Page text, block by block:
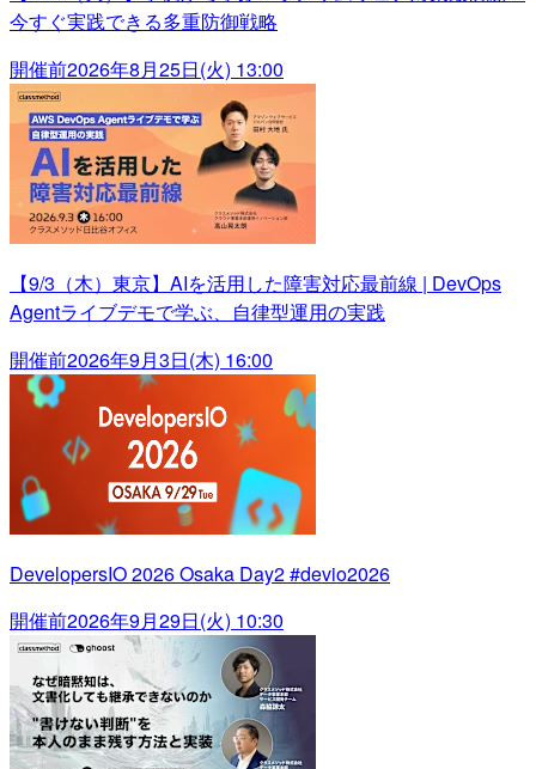
今すぐ実践できる多重防御戦略
開催前2026年8月25日(火) 13:00
【9/3（木）東京】AIを活用した障害対応最前線 | DevOps
Agentライブデモで学ぶ、自律型運用の実践
開催前2026年9月3日(木) 16:00
DevelopersIO 2026 Osaka Day2 #devio2026
開催前2026年9月29日(火) 10:30